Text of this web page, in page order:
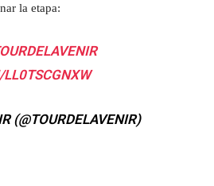
la etapa:
(@TOURDELAVENIR)